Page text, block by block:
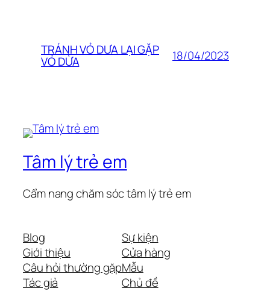
TRÁNH VỎ DƯA LẠI GẶP
VỎ DỪA 18/04/2023
Tâm lý trẻ em
Cẩm nang chăm sóc tâm lý trẻ em
Blog
Giới thiệu
Câu hỏi thường gặp
Tác giả
Sự kiện
Cửa hàng
Mẫu
Chủ đề